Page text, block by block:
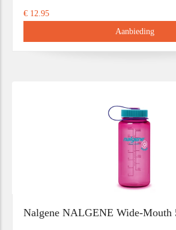
€ 12.95
Aanbieding
Nalgene NALGENE Wide-